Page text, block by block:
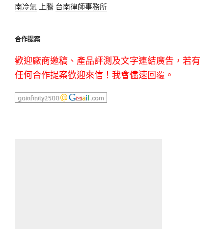
南冷氣 上騰 台南律師事務所
合作提案
歡迎廠商邀稿、產品評測及文字連結廣告，若有
任何合作提案歡迎來信！我會儘速回覆。